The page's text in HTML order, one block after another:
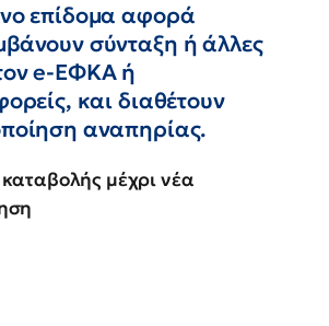
επίδομα αφορά
σύνταξη ή άλλες
e-ΕΦΚΑ ή
και διαθέτουν
αναπηρίας.
μέχρι νέα